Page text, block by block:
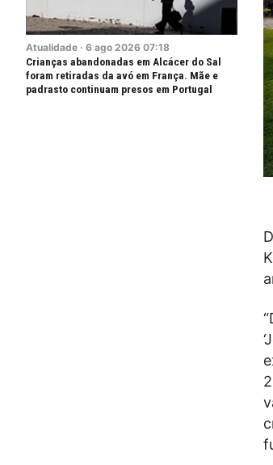
Atualidade · 6 ago 2026 07:18
Crianças abandonadas em Alcácer do Sal
foram retiradas da avó em França. Mãe e
padrasto continuam presos em Portugal